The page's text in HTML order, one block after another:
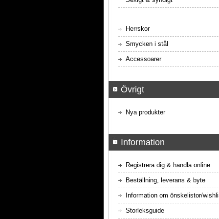
Herrskor
Smycken i stål
Accessoarer
Övrigt
Nya produkter
Information
Registrera dig & handla online
Beställning, leverans & byte
Information om önskelistor/
Storleksguide